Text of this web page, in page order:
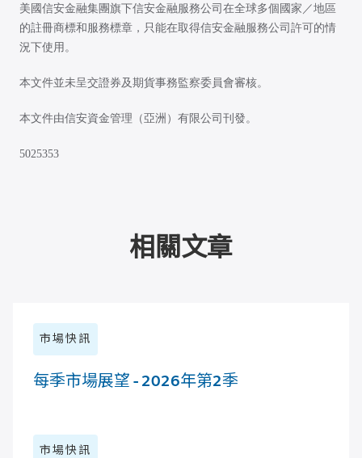
美國信安金融集團旗下信安金融服務公司在全球多個國家／地區
的註冊商標和服務標章，只能在取得信安金融服務公司許可的情
況下使用。
本文件並未呈交證券及期貨事務監察委員會審核。
本文件由信安資金管理（亞洲）有限公司刊發。
5025353
相關文章
市場快訊
每季市場展望 - 2026年第2季
市場快訊